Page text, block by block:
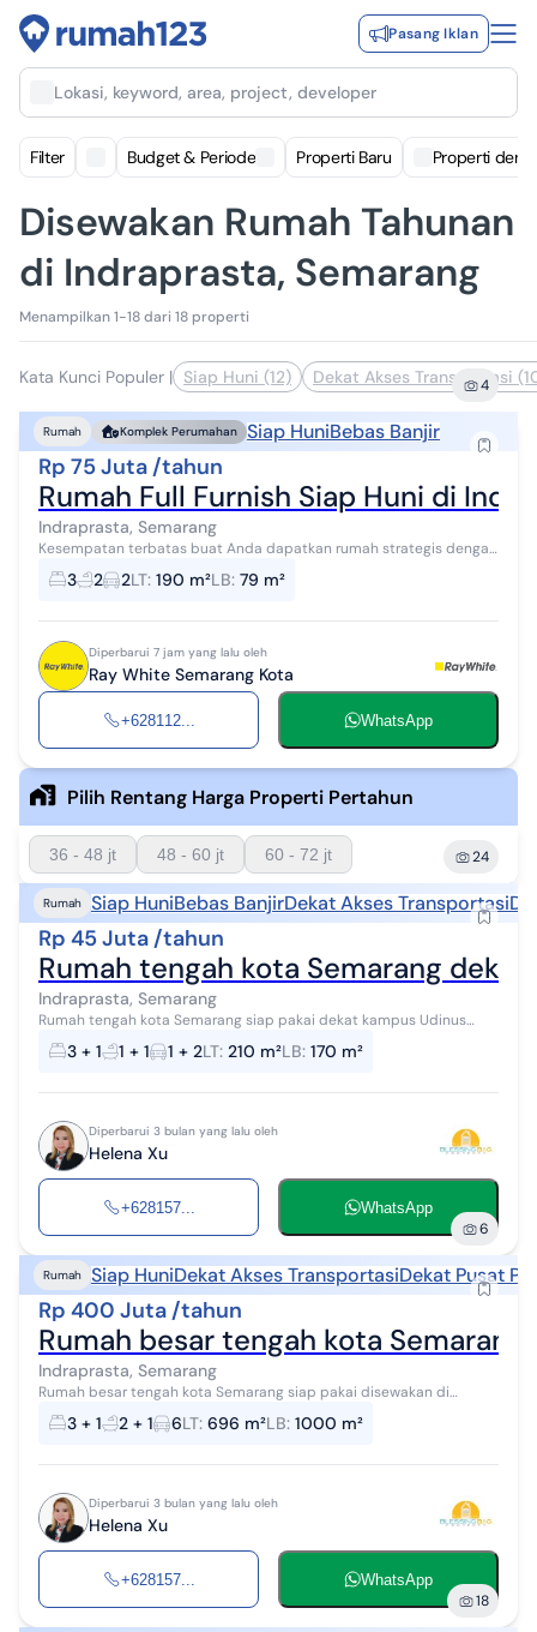
Pasang Iklan
Lokasi, keyword, area, project, developer
Filter Budget & Periode Properti Baru Properti
Disewakan Rumah Tahunan
di Indraprasta, Semarang
Menampilkan 1-18 dari 18 properti
Kata Kunci Populer | Siap Huni (12) Dekat Akses Transportasi
4
Rumah Komplek Perumahan Siap HuniBebas Banjir
Rp 75 Juta /tahun
Rumah Full Furnish Siap Huni di
Indraprasta, Semarang
Kesempatan terbatas buat Anda dapatkan rumah strategis dengan
return investasi tinggi di Indraprasta, Semarang. Rumah ini
menawarkan lokasi yang s...
3 2 2LT: 190 m²LB: 79 m²
Diperbarui 7 jam yang lalu oleh
Ray White Semarang Kota
+628112... WhatsApp
Pilih Rentang Harga Properti Pertahun
36 - 48 jt 48 - 60 jt 60 - 72 jt 24
Rumah Siap HuniBebas BanjirDekat Akses Transportasi
Rp 45 Juta /tahun
Rumah tengah kota Semarang
Indraprasta, Semarang
Rumah tengah kota Semarang siap pakai dekat kampus Udinus
dekat stasiun disewakan di Pondok Indraprasta Semarang utara,
LT/LB. 210/170 m2, SHM, KT ...
3 + 1 1 + 1 1 + 2LT: 210 m²LB: 170 m²
Diperbarui 3 bulan yang lalu oleh
Helena Xu
+628157... WhatsApp
6
Rumah Siap HuniDekat Akses TransportasiDekat Pusat
Rp 400 Juta /tahun
Rumah besar tengah kota
Indraprasta, Semarang
Rumah besar tengah kota Semarang siap pakai disewakan di
indraprasta semarang utara, LT/LB. 696/1000 m2, SHM, KT 3+1, KM
2+1, Hadap selatan, listri...
3 + 1 2 + 1 6LT: 696 m²LB: 1000 m²
Diperbarui 3 bulan yang lalu oleh
Helena Xu
+628157... WhatsApp
18